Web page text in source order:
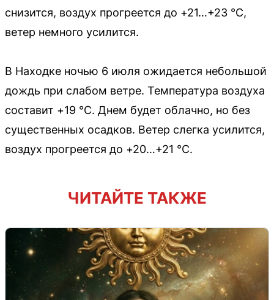
снизится, воздух прогреется до +21…+23 °C,
ветер немного усилится.
В Находке ночью 6 июля ожидается небольшой
дождь при слабом ветре. Температура воздуха
составит +19 °C. Днем будет облачно, но без
существенных осадков. Ветер слегка усилится,
воздух прогреется до +20…+21 °C.
ЧИТАЙТЕ ТАКЖЕ